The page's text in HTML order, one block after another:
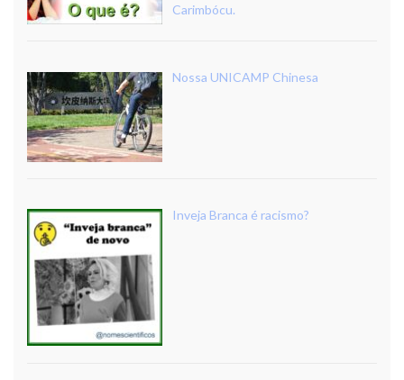
Carimbócu.
Nossa UNICAMP Chinesa
Inveja Branca é racismo?